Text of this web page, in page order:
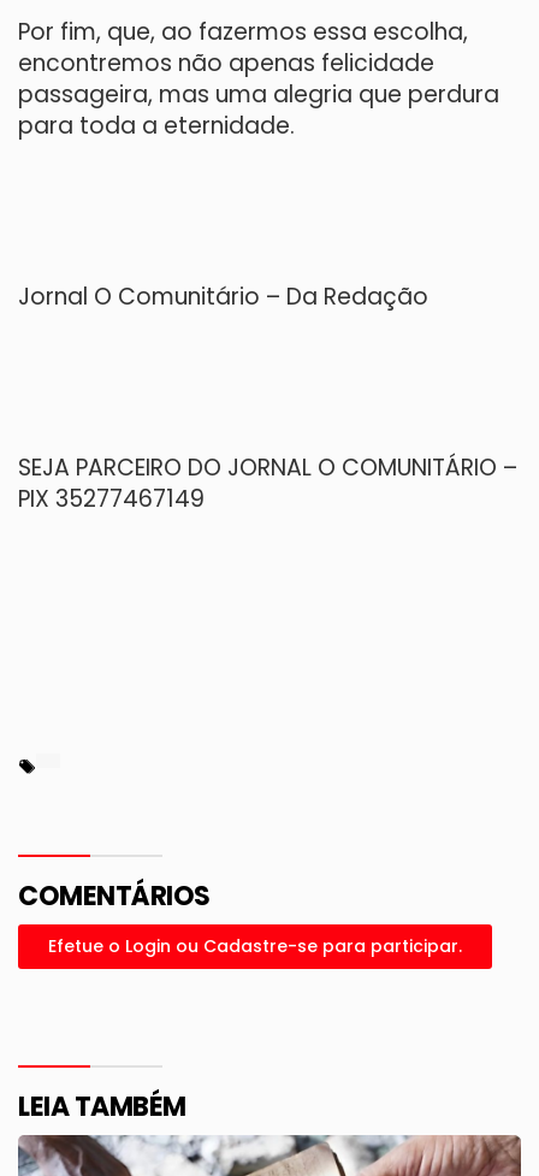
Por fim, que, ao fazermos essa escolha,
encontremos não apenas felicidade
passageira, mas uma alegria que perdura
para toda a eternidade.
Jornal O Comunitário – Da Redação
SEJA PARCEIRO DO JORNAL O COMUNITÁRIO –
PIX 35277467149
COMENTÁRIOS
Efetue o Login ou Cadastre-se para participar.
LEIA TAMBÉM